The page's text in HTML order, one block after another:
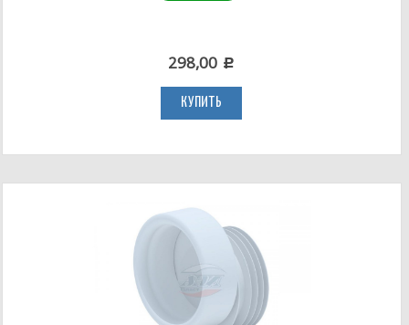
298,00 c
КУПИТЬ